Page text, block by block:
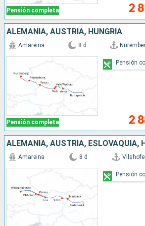
Pensión completa 2
ALEMANIA, AUSTRIA, HUNGRÍA
Pensión completa
Amareina 8 d
2
Pensión
Amareina 8 d
Pensión